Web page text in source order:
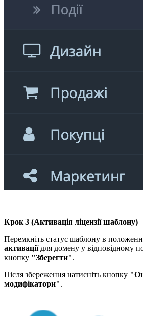
Крок 3 (Активація ліцензії шаблону)
Перемкніть статус шаблону в
активаціїдля домену у відповідному
кнопку "Зберегти".
Після збереження натисніть кнопку
модифікатори".